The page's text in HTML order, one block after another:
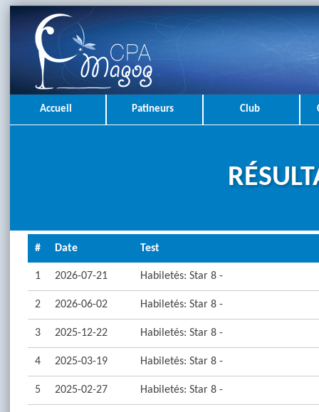
Accueil Patineurs Club
# Date Test
1 2026-07-21 Habiletés: Star 8 -
2 2026-06-02 Habiletés: Star 8 -
3 2025-12-22 Habiletés: Star 8 -
4 2025-03-19 Habiletés: Star 8 -
5 2025-02-27 Habiletés: Star 8 -